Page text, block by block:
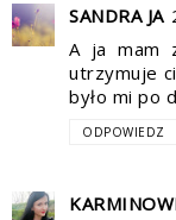
SANDRA JA
A ja mam
utrzymuje
było mi po
ODPOWIEDZ